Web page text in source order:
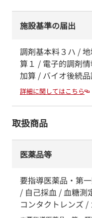
施設基準の届出
調剤基本料３ハ /
算１ / 電子的調剤
加算 / バイオ後続
詳細に関してはこちら
取扱商品
医薬品等
要指導医薬品・第
/ 自己採血 / 血糖測
コンタクトレンズ